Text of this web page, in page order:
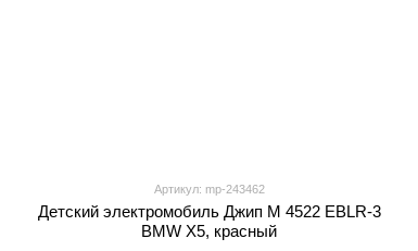
Артикул: mp-243462
Детский электромобиль Джип M 4522 EBLR-3
BMW X5, красный